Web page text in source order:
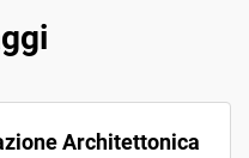
Architettonica